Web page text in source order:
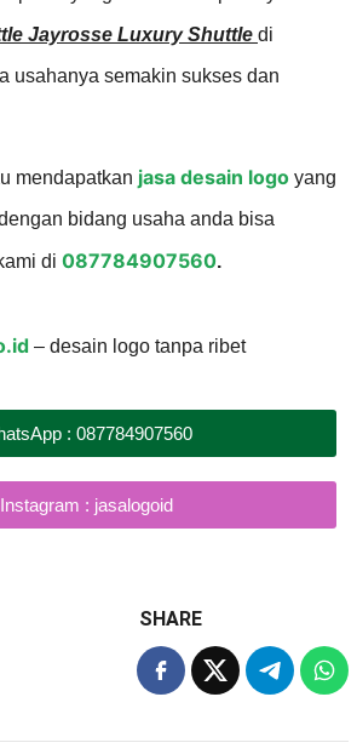
Jayrosse Luxury Shuttle di
usahanya semakin sukses dan
mendapatkan jasa desain logo yang
bidang usaha anda bisa
di 087784907560.
– desain logo tanpa ribet
: 087784907560
Instagram : jasalogoid
SHARE